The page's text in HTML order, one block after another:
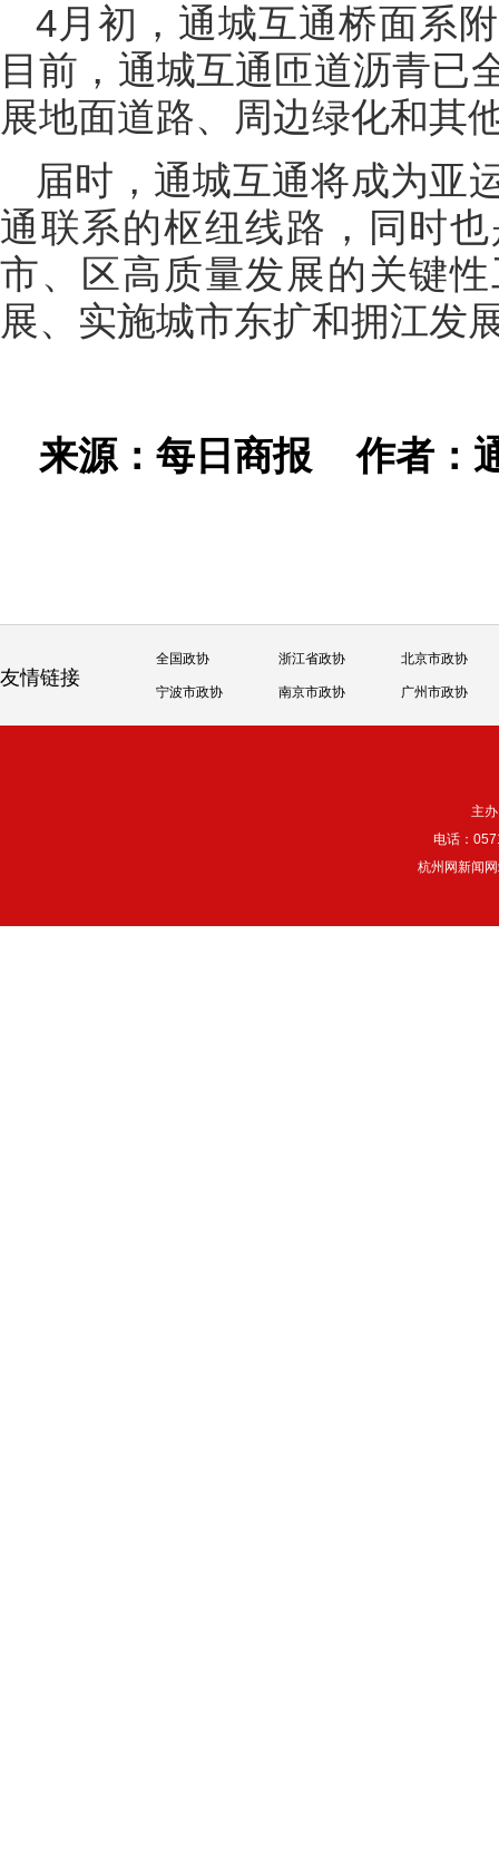
4月初，通城互通桥面系
目前，通城互通匝道沥青已
展地面道路、周边绿化和其
届时，通城互通将成为亚
通联系的枢纽线路，同时
市、区高质量发展的关键
展、实施城市东扩和拥江发
来源：每日商报作者：
友情链接
全国政协 浙江省政协 北京市政协
宁波市政协 南京市政协 广州市政协
主
电话：
杭州网新闻